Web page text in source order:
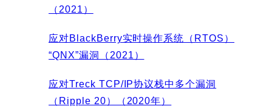
（2021）
应对BlackBerry实时操作系统（RTOS）
“QNX”漏洞（2021）
应对Treck TCP/IP协议栈中多个漏洞
（Ripple 20）（2020年）